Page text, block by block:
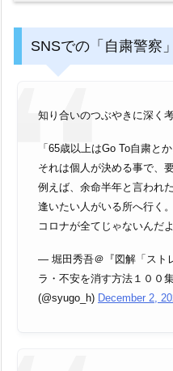
SNSでの「自粛警察
知り合いのつぶやきに深く
「65歳以上はGo To自粛と
それは個人が決める事で、
例えば、余命半年と言われ
逢いたい人がいる所へ行く
コロナが全てじゃないんだ
— 堀田秀吾＠『図解「スト
ラ・不安を消す方法１００
(@syugo_h) December 2,